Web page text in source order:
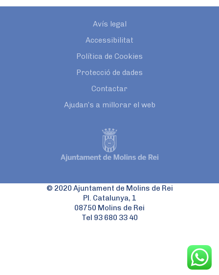
Avís legal
Accessibilitat
Política de Cookies
Protecció de dades
Contactar
Ajudan’s a millorar el web
© 2020 Ajuntament de Molins de Rei
Pl. Catalunya, 1
08750 Molins de Rei
Tel 93 680 33 40